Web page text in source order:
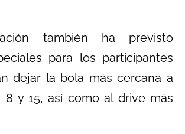
también ha previsto
para los participantes
dejar la bola más cercana a
8 y 15, así como al drive más